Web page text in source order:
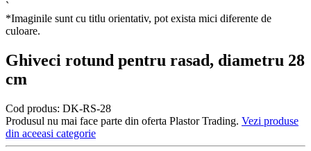
`
*Imaginile sunt cu titlu orientativ, pot exista mici diferente de
culoare.
Ghiveci rotund pentru rasad, diametru 28
cm
Cod produs: DK-RS-28
Produsul nu mai face parte din oferta Plastor Trading. Vezi produse
din aceeasi categorie